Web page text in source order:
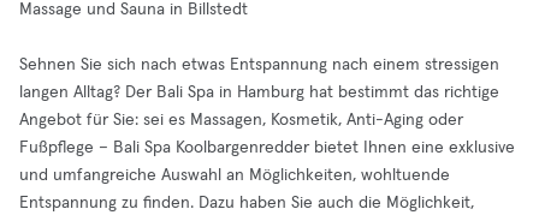
Massage und Sauna in Billstedt
Sehnen Sie sich nach etwas Entspannung nach einem stressigen
langen Alltag? Der Bali Spa in Hamburg hat bestimmt das richtige
Angebot für Sie: sei es Massagen, Kosmetik, Anti-Aging oder
Fußpflege – Bali Spa Koolbargenredder bietet Ihnen eine exklusive
und umfangreiche Auswahl an Möglichkeiten, wohltuende
Entspannung zu finden. Dazu haben Sie auch die Möglichkeit,